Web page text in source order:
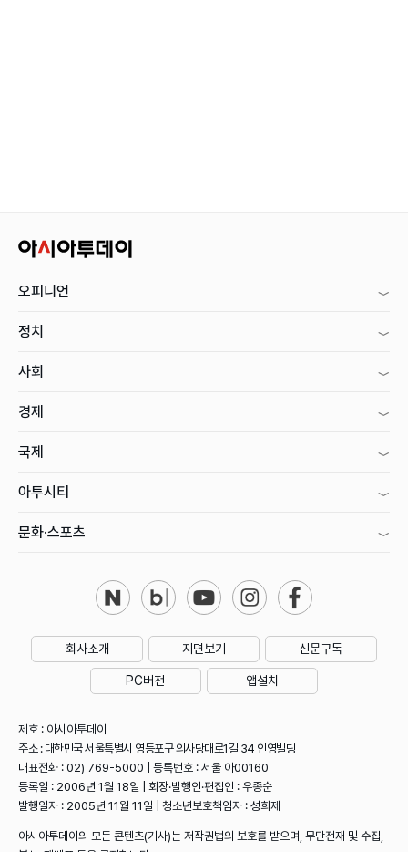
오피니언
정치
사회
경제
국제
아투시티
문화·스포츠
회사소개 지면보기 신문구독
PC버전 앱설치
제호 : 아시아투데이
주소 : 대한민국 서울특별시 영등포구 의사당대로1길 34 인영빌딩
대표전화 : 02) 769-5000 | 등록번호 : 서울 아00160
등록일 : 2006년 1월 18일 | 회장·발행인·편집인 : 우종순
발행일자 : 2005년 11월 11일 | 청소년보호책임자 : 성희제
아시아투데이의 모든 콘텐츠(기사)는 저작권법의 보호를 받으며, 무단전재 및 수집,